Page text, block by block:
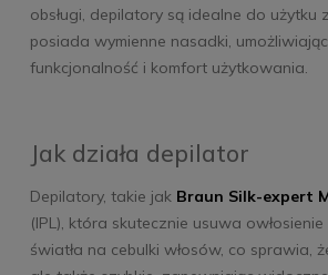
obsługi, depilatory są idealne do
posiada wymienne nasadki,
funkcjonalność i komfort użytkowania.
Jak działa depilator
Depilatory, takie jak Braun Silk-expert
(IPL), która skutecznie usuwa
światła na cebulki włosów, co sprawia,